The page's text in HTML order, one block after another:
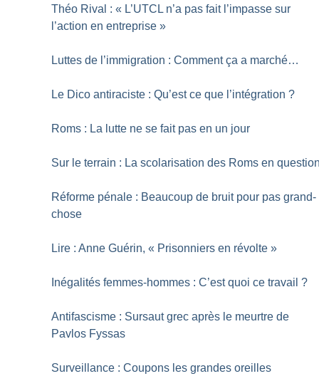
Théo Rival : « L’UTCL n’a pas fait l’impasse sur
l’action en entreprise »
Luttes de l’immigration : Comment ça a marché…
Le Dico antiraciste : Qu’est ce que l’intégration ?
Roms : La lutte ne se fait pas en un jour
Sur le terrain : La scolarisation des Roms en
Réforme pénale : Beaucoup de bruit pour pas grand-
chose
Lire : Anne Guérin, « Prisonniers en révolte »
Inégalités femmes-hommes : C’est quoi ce travail ?
Antifascisme : Sursaut grec après le meurtre de
Pavlos Fyssas
Surveillance : Coupons les grandes oreilles